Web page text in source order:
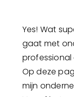
Yes! Wat
gaat met
professional
Op deze
mijn